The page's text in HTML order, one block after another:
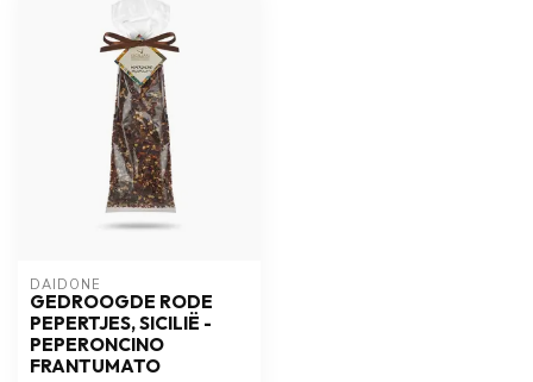
DAIDONE
GEDROOGDE RODE
PEPERTJES, SICILIË -
PEPERONCINO
FRANTUMATO